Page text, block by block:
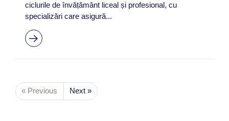
ciclurile de învățământ liceal și profesional, cu
specializări care asigură...
« Previous Next »